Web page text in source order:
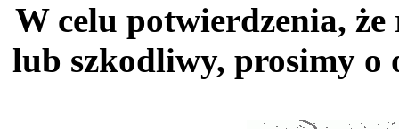
W celu potwierdzenia,
lub szkodliwy, prosimy o